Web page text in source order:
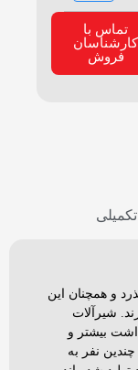
تماس با
کارشناسان
فروش
و همچنان این
شیرآلات
بیشتر و
نفر به